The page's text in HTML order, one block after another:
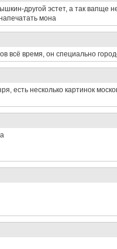
другой эстет, а так вапще
мона
всё время, он специально
есть несколько картинок